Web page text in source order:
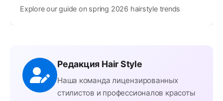
Explore our guide on spring 2026 hairstyle trends
Редакция Hair Style
Наша команда лицензированных
стилистов и профессионалов красоты